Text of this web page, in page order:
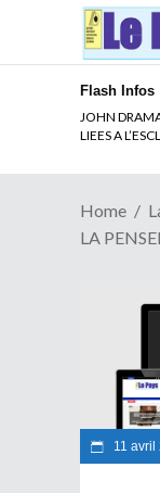
Flash Infos
JOHN
LIEES A
Home
LA
11 avril